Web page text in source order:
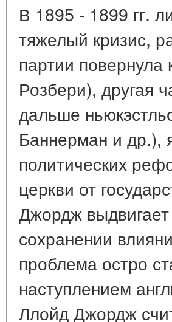
В 1895 - 1899 гг.
тяжелый кризис,
партии повернула
Розбери), другая
дальше
Баннерман и др.),
политических
церкви от
Джордж
сохранении
проблема остро
наступлением
Ллойд Джордж